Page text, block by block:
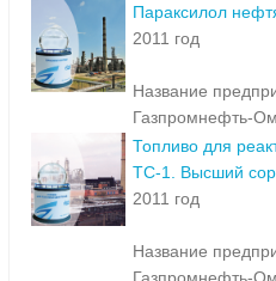
Параксилол
2011 год
Название
Газпромнефть-
Топливо для
ТС-1. Высший
2011 год
Название